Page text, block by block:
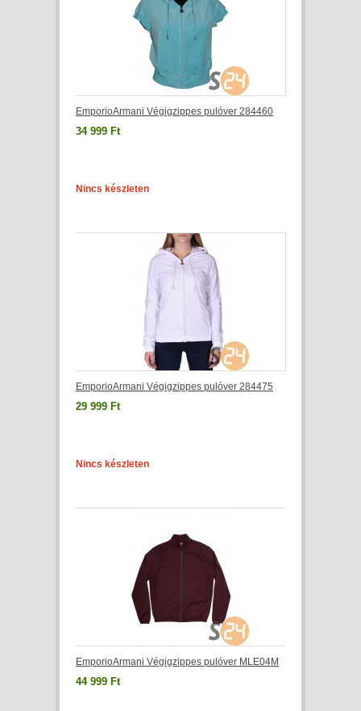
EmporioArmani Végigzippes pulóver 284460
34 999 Ft
Nincs készleten
EmporioArmani Végigzippes pulóver 284475
29 999 Ft
Nincs készleten
EmporioArmani Végigzippes pulóver MLE04M
44 999 Ft